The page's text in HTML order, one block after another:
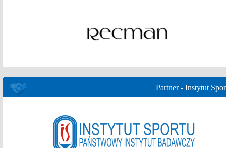
Partner - Instytut